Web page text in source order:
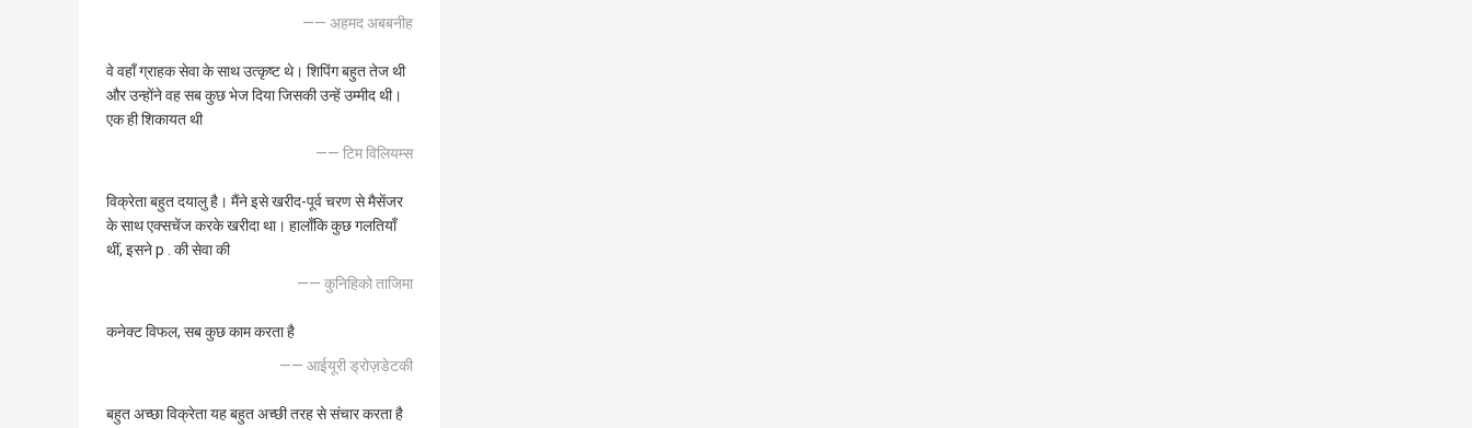
—— अहमद अबबनीह
वे वहाँ ग्राहक सेवा के साथ उत्कृष्ट थे। शिपिंग बहुत तेज थी
और उन्होंने वह सब कुछ भेज दिया जिसकी उन्हें उम्मीद थी।
एक ही शिकायत थी
—— टिम विलियम्स
विक्रेता बहुत दयालु है। मैंने इसे खरीद-पूर्व चरण से मैसेंजर
के साथ एक्सचेंज करके खरीदा था। हालाँकि कुछ गलतियाँ
थीं, इसने p . की सेवा की
—— कुनिहिको ताजिमा
कनेक्ट विफल, सब कुछ काम करता है
—— आईयूरी ड्रोज़डेटकी
बहुत अच्छा विक्रेता यह बहुत अच्छी तरह से संचार करता है